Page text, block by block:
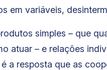
em variáveis,
simples – que
atuar – e relações
a resposta que as